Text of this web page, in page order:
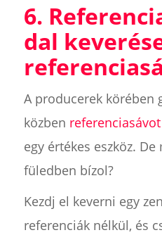
6.
dal
A producerek körében
közben referenciasávot
egy értékes eszköz.
füledben bízol?
Kezdj el keverni egy
referenciák nélkül, és